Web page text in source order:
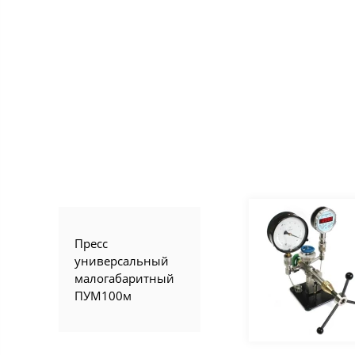
Пресс
универсальный
малогабаритный
ПУМ100м